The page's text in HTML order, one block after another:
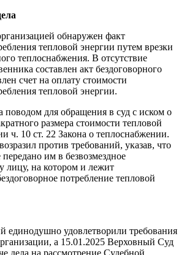
обнаружен факт
тепловой энергии путем врезки
теплоснабжения. В отсутствие
составлен акт бездоговорного
счет на оплату стоимости
тепловой энергии.
поводом для обращения в суд с иском о
размера стоимости тепловой
ч. 10 ст. 22 Закона о теплоснабжении.
против требований, указав, что
им в безвозмездное
лицу, на котором и лежит
потребление тепловой
единодушно удовлетворили требования
а 15.01.2025 Верховный Суд
дела на рассмотрение Судебной